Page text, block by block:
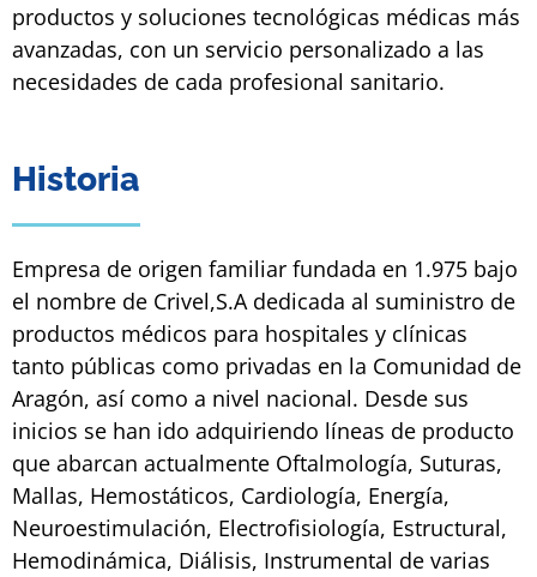
productos y soluciones tecnológicas médicas más
avanzadas, con un servicio personalizado a las
necesidades de cada profesional sanitario.
Historia
Empresa de origen familiar fundada en 1.975 bajo
el nombre de Crivel,S.A dedicada al suministro de
productos médicos para hospitales y clínicas
tanto públicas como privadas en la Comunidad de
Aragón, así como a nivel nacional. Desde sus
inicios se han ido adquiriendo líneas de producto
que abarcan actualmente Oftalmología, Suturas,
Mallas, Hemostáticos, Cardiología, Energía,
Neuroestimulación, Electrofisiología, Estructural,
Hemodinámica, Diálisis, Instrumental de varias